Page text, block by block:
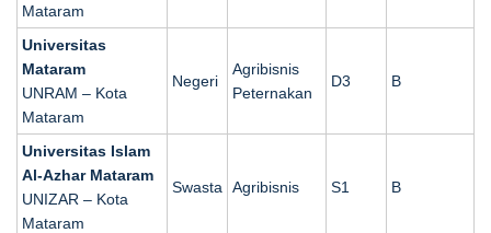
Mataram
Universitas
Mataram
UNRAM – Kota
Mataram
Negeri
Agribisnis
Peternakan
D3 B
Universitas Islam
Al-Azhar Mataram
UNIZAR – Kota
Mataram
Swasta Agribisnis S1 B